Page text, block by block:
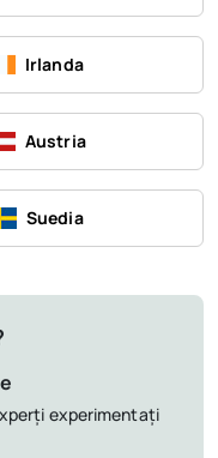
Irlanda
Austria
Suedia
experimentați